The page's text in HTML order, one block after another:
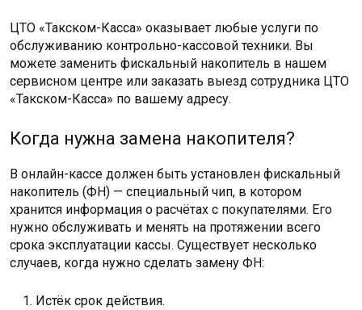
ЦТО «Такском-Касса» оказывает любые услуги по
обслуживанию контрольно-кассовой техники. Вы
можете заменить фискальный накопитель в нашем
сервисном центре или заказать выезд сотрудника ЦТО
«Такском-Касса» по вашему адресу.
Когда нужна замена накопителя?
В онлайн-кассе должен быть установлен фискальный
накопитель (ФН) — специальный чип, в котором
хранится информация о расчётах с покупателями. Его
нужно обслуживать и менять на протяжении всего
срока эксплуатации кассы. Существует несколько
случаев, когда нужно сделать замену ФН:
Истёк срок действия.